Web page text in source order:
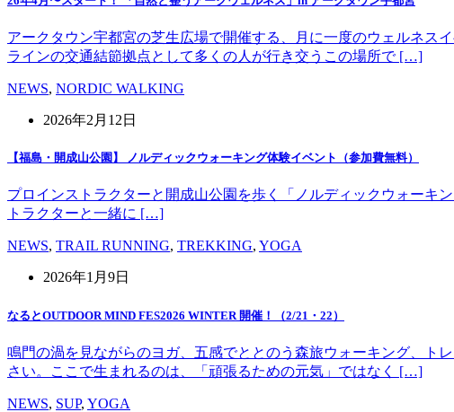
アークタウン宇都宮の芝生広場で開催する、月に一度のウェルネス
ラインの交通結節拠点として多くの人が行き交うこの場所で […]
NEWS, NORDIC WALKING
2026年2月12日
【福島・開成山公園】 ノルディックウォーキング体験イベント（参加費無料）
プロインストラクターと開成山公園を歩く「ノルディックウォーキ
トラクターと一緒に […]
NEWS, TRAIL RUNNING, TREKKING, YOGA
2026年1月9日
なるとOUTDOOR MIND FES2026 WINTER 開催！（2/21・22）
鳴門の渦を見ながらのヨガ、五感でととのう森旅ウォーキング、ト
さい。ここで生まれるのは、「頑張るための元気」ではなく […]
NEWS, SUP, YOGA